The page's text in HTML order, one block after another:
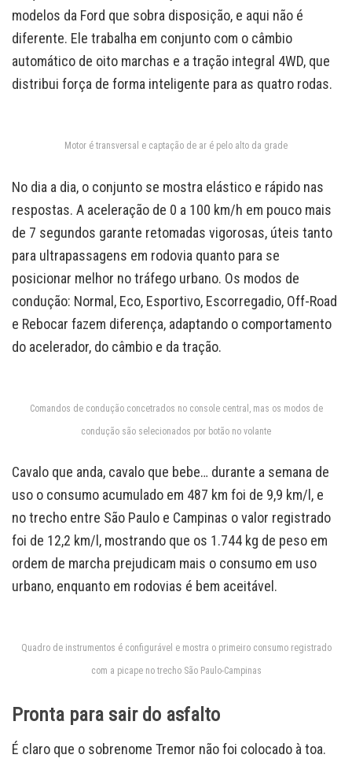
modelos da Ford que sobra disposição, e aqui não é
diferente. Ele trabalha em conjunto com o câmbio
automático de oito marchas e a tração integral 4WD, que
distribui força de forma inteligente para as quatro rodas.
Motor é transversal e captação de ar é pelo alto da grade
No dia a dia, o conjunto se mostra elástico e rápido nas
respostas. A aceleração de 0 a 100 km/h em pouco mais
de 7 segundos garante retomadas vigorosas, úteis tanto
para ultrapassagens em rodovia quanto para se
posicionar melhor no tráfego urbano. Os modos de
condução: Normal, Eco, Esportivo, Escorregadio, Off-Road
e Rebocar fazem diferença, adaptando o comportamento
do acelerador, do câmbio e da tração.
Comandos de condução concetrados no console central, mas os modos de
condução são selecionados por botão no volante
Cavalo que anda, cavalo que bebe… durante a semana de
uso o consumo acumulado em 487 km foi de 9,9 km/l, e
no trecho entre São Paulo e Campinas o valor registrado
foi de 12,2 km/l, mostrando que os 1.744 kg de peso em
ordem de marcha prejudicam mais o consumo em uso
urbano, enquanto em rodovias é bem aceitável.
Quadro de instrumentos é configurável e mostra o primeiro consumo registrado
com a picape no trecho São Paulo-Campinas
Pronta para sair do asfalto
É claro que o sobrenome Tremor não foi colocado à toa.